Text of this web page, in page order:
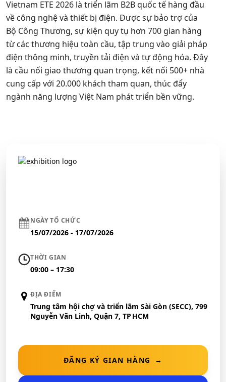
Vietnam ETE 2026 là triển lãm B2B quốc tế hàng đầu
về công nghệ và thiết bị điện. Được sự bảo trợ của
Bộ Công Thương, sự kiện quy tụ hơn 700 gian hàng
từ các thương hiệu toàn cầu, tập trung vào giải pháp
điện thông minh, truyền tải điện và tự động hóa. Đây
là cầu nối giao thương quan trọng, kết nối 500+ nhà
cung cấp với 20.000 khách tham quan, thúc đẩy
ngành năng lượng Việt Nam phát triển bền vững.
NGÀY TỔ CHỨC
15/07/2026 - 17/07/2026
THỜI GIAN
09:00 – 17:30
ĐỊA ĐIỂM
Trung tâm hội chợ và triển lãm Sài Gòn (SECC), 799
Nguyễn Văn Linh, Quận 7, TP HCM
ĐĂNG KÝ GIAN HÀNG →